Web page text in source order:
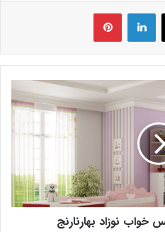
X لینکدین ‫پین‌ترست
نوزاد بهارنارنج